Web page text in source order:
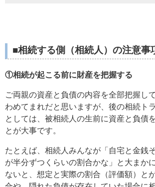
■相続する側（相続人）の注意事
①相続が起こる前に財産を把握する
ご両親の資産と負債の内容を全部把握し
わめてまれだと思いますが、後の相続ト
としては、被相続人の生前に資産と負債
とが大事です。
たとえば、相続人みんなが「自宅と金銭
が半分ずつくらいの割合かな」と大まか
ないと、想定と実際の割合（評価額）と